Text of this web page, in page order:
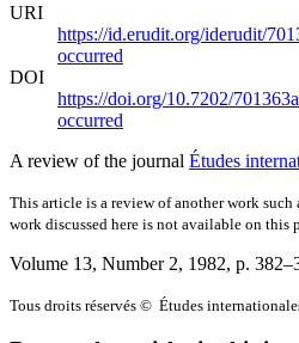
URI
https://id.erudit.org/iderudit/
occurred
DOI
https://doi.org/10.7202/
occurred
A review of the journal Études
This article is a review of another work
work discussed here is not available on this
Volume 13, Number 2, 1982, p.
Tous droits réservés © Études